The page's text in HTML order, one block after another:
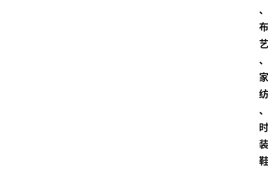
、
布
艺
、
家
纺
、
时
装
鞋